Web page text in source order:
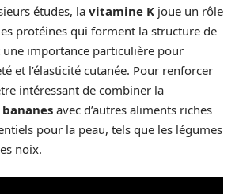
études, la vitamine K joue un rôle
protéines qui forment la structure de
une importance particulière pour
et l’élasticité cutanée. Pour renforcer
intéressant de combiner la
bananes avec d’autres aliments riches
pour la peau, tels que les légumes
noix.